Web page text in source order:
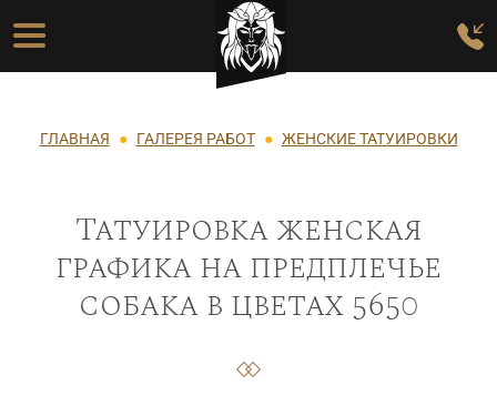
Перейти к основному содержанию
Основная навигация
Строка навигации
ГЛАВНАЯ ГАЛЕРЕЯ РАБОТ ЖЕНСКИЕ ТАТУИРОВКИ
Татуировка женская
графика на предплечье
собака в цветах 5650